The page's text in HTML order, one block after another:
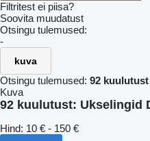
Filtritest ei piisa?
Soovita muudatust
Otsingu tulemused:
-
kuva
Otsingu tulemused: 92 kuulutust
Kuva
92 kuulutust: Ukselingid
Hind: 10 € - 150 €